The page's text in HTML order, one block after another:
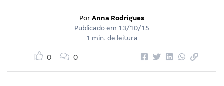
Por Anna Rodrigues
Publicado em 13/10/15
1 min. de leitura
0 0